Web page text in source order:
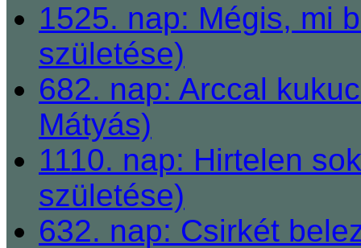
1525. nap: Mégis, mi
születése)
682. nap: Arccal
Mátyás)
1110. nap: Hirtelen
születése)
632. nap: Csirkét